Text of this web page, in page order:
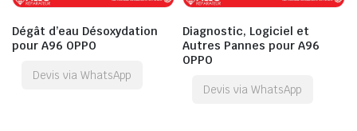
Dégât d’eau Désoxydation
pour A96 OPPO
Devis via WhatsApp
Diagnostic, Logiciel et
Autres Pannes pour A96
OPPO
Devis via WhatsApp